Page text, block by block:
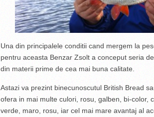
Una din principalele conditii cand mergem la
pentru aceasta Benzar Zsolt a conceput seria
din materii prime de cea mai buna calitate.
Astazi va prezint binecunoscutul British Bread
ofera in mai multe culori, rosu, galben, bi-color,
verde, maro, rosu, iar cel mai mare avantaj al